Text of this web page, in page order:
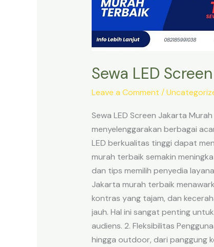
Sewa LED
Leave a Comment /
Sewa LED Screen Jakarta
menyelenggarakan berbagai
LED berkualitas tinggi dapat
murah terbaik semakin
dan tips memilih penyedia
Jakarta murah terbaik
kontras yang tajam, dan
jauh. Hal ini sangat penting
audiens. 2. Fleksibilitas
hingga outdoor, dari panggung